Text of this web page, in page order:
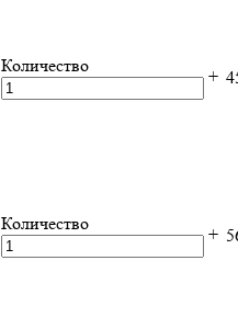
Количество
+
Количество
+